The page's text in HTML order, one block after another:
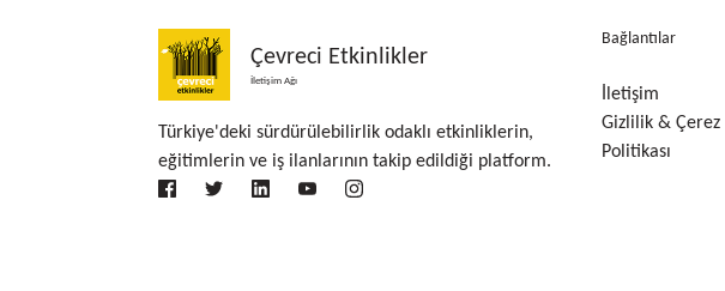
Çevreci Etkinlikler
İletişim Ağı
Türkiye'deki sürdürülebilirlik odaklı etkinliklerin,
eğitimlerin ve iş ilanlarının takip edildiği platform.
Bağlantılar
İletişim
Gizlilik & Çerez
Politikası